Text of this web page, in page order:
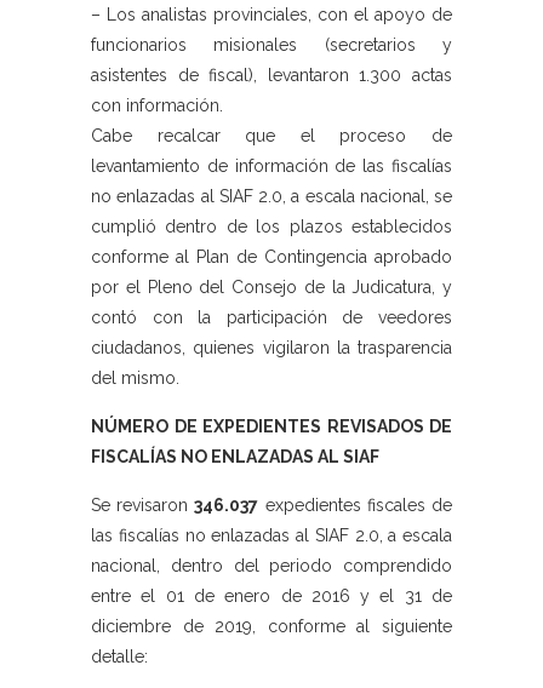
– Los analistas provinciales, con el apoyo de
funcionarios misionales (secretarios y
asistentes de fiscal), levantaron 1.300 actas
con información.
Cabe recalcar que el proceso de
levantamiento de información de las fiscalías
no enlazadas al SIAF 2.0, a escala nacional, se
cumplió dentro de los plazos establecidos
conforme al Plan de Contingencia aprobado
por el Pleno del Consejo de la Judicatura, y
contó con la participación de veedores
ciudadanos, quienes vigilaron la trasparencia
del mismo.
NÚMERO DE EXPEDIENTES REVISADOS DE
FISCALÍAS NO ENLAZADAS AL SIAF
Se revisaron346.037 expedientes fiscales de
las fiscalías no enlazadas al SIAF 2.0, a escala
nacional, dentro del periodo comprendido
entre el 01 de enero de 2016 y el 31 de
diciembre de 2019, conforme al siguiente
detalle: